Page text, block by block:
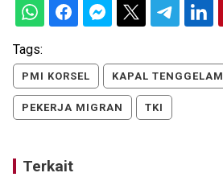
Tags:
PMI KORSEL KAPAL TENGGELAM
PEKERJA MIGRAN TKI
Terkait